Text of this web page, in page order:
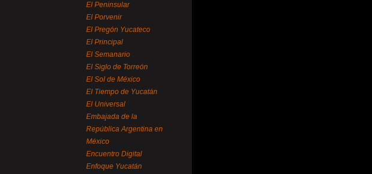
El Peninsular
El Porvenir
El Pregón Yucateco
El Principal
El Semanario
El Siglo de Torreón
El Sol de México
El Tiempo de Yucatán
El Universal
Embajada de la
República Argentina en
México
Encuentro Digital
Enfoque Yucatán